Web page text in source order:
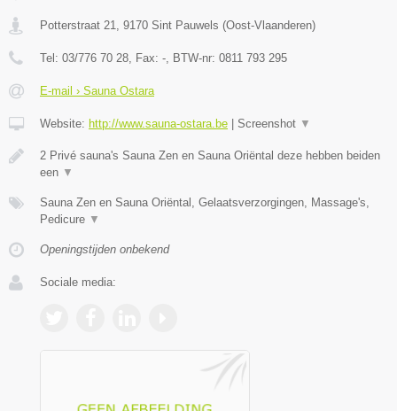
Potterstraat 21 9170 Sint Pauwels (Oost-Vlaanderen)
Tel: 03/776 70 28 , Fax: - , BTW-nr: 0811 793 295
E-mail › Sauna Ostara
Website: http://www.sauna-ostara.be | Screenshot ▼
2 Privé sauna's Sauna Zen en Sauna Oriëntal deze hebben beiden
een ▼
Sauna Zen en Sauna Oriëntal, Gelaatsverzorgingen, Massage's,
Pedicure ▼
Openingstijden onbekend
Sociale media: